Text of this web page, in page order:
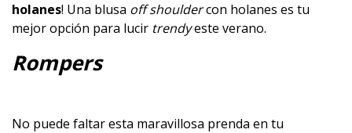
holanes! Una blusa off shouldercon holanes es tu
mejor opción para lucir trendyeste verano.
Rompers
No puede faltar esta maravillosa prenda en tu